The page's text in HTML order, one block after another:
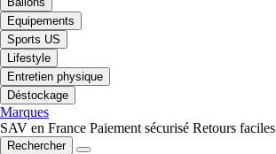
Equipements
Sports US
Lifestyle
Entretien physique
Déstockage
Marques
SAV en France Paiement sécurisé Retours faciles
Rechercher